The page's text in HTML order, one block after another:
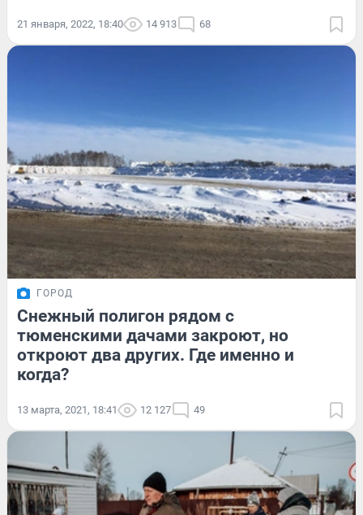
21 января, 2022, 18:40 14 913 68
ГОРОД
Снежный полигон рядом с
тюменскими дачами закроют, но
откроют два других. Где именно и
когда?
13 марта, 2021, 18:41 12 127 49